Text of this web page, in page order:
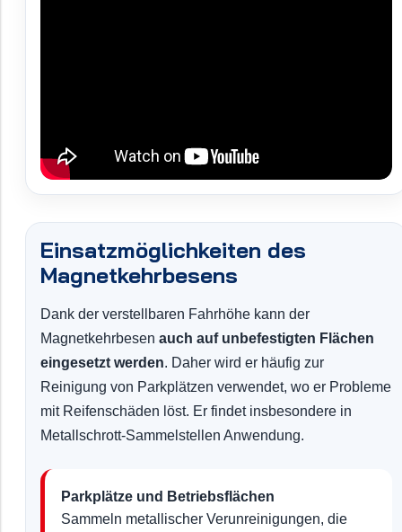
Einsatzmöglichkeiten des
Magnetkehrbesens
Dank der verstellbaren Fahrhöhe kann der
Magnetkehrbesen auch auf unbefestigten Flächen
eingesetzt werden. Daher wird er häufig zur
Reinigung von Parkplätzen verwendet, wo er Probleme
mit Reifenschäden löst. Er findet insbesondere in
Metallschrott-Sammelstellen Anwendung.
Parkplätze und Betriebsflächen
Sammeln metallischer Verunreinigungen, die